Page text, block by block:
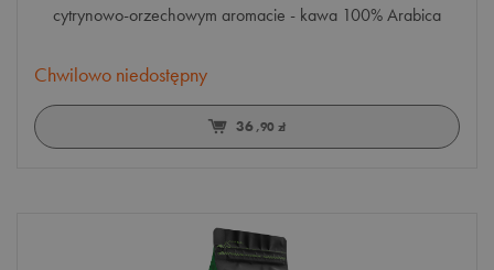
cytrynowo-orzechowym aromacie - kawa 100% Arabica
Chwilowo niedostępny
36,90 zł